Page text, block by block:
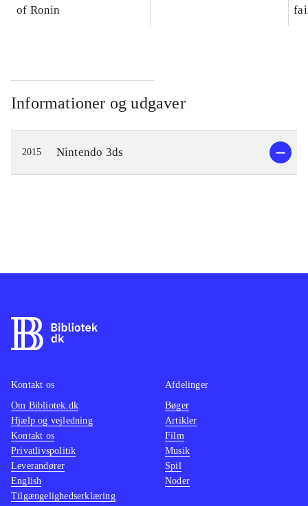
of Ronin
Informationer og udgaver
2015 Nintendo 3ds
Kontakt os
Om Bibliotek.dk
Hjælp og vejledning
Kontakt os
Privatlivspolitik
Leverandører
English
Tilgængelighedserklæring
Afdelinger
Bøger
Artikler
Film
Musik
Spil
Noder